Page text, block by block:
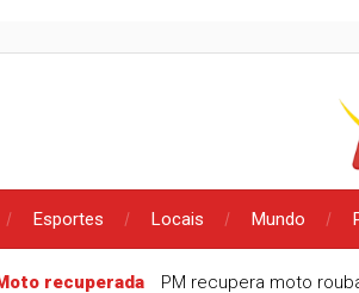
Esportes Locais Mundo
recuperada PM recupera moto